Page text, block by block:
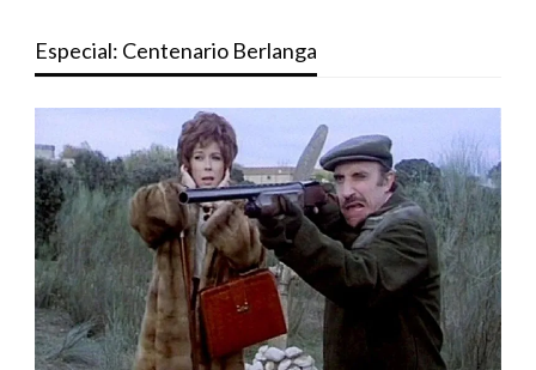
Especial: Centenario Berlanga